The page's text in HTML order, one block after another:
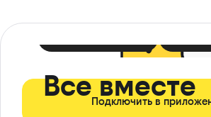
Все вместе
Подключить в